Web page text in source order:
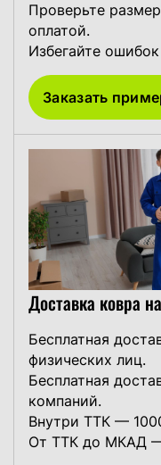
Проверьте
оплатой.
Избегайте
Заказать
Доставка ковра
Бесплатная
физических лиц.
Бесплатная
компаний.
Внутри ТТК —
От ТТК до МКАД